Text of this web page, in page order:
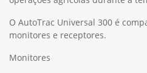
O AutoTrac Universal 300 é
monitores e receptores.
Monitores